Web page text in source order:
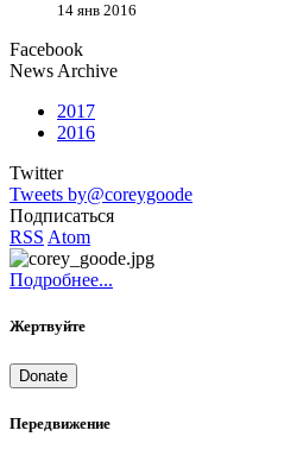
14 янв 2016
Facebook
News Archive
2017
2016
Twitter
Tweets by@coreygoode
Подписаться
RSS Atom
Подробнее...
Жертвуйте
Donate
Передвижение